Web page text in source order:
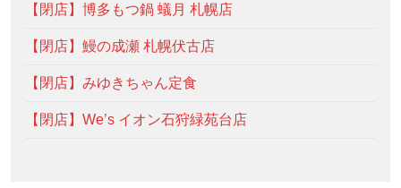
【閉店】博多もつ鍋 蟻月 札幌店
【閉店】鰻の成瀬 札幌伏古店
【閉店】みゆきちゃん定食
【閉店】We’s イオン石狩緑苑台店